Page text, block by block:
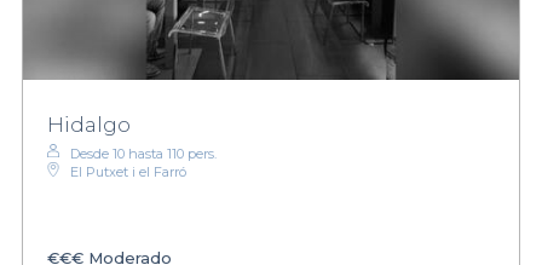
Hidalgo
Desde 10 hasta 110 pers.
El Putxet i el Farró
€€€ Moderado